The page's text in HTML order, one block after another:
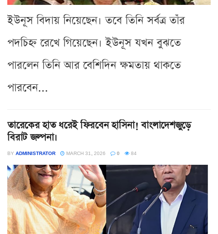
ইউনূস বিদায় নিয়েছেন। তবে তিনি সর্বত্র তাঁর
পদচিহ্ন রেখে গিয়েছেন। ইউনূস যখন বুঝতে
পারলেন তিনি আর বেশিদিন ক্ষমতায় থাকতে
পারবেন...
তারেকের হাত ধরেই ফিরবেন হাসিনা! বাংলাদেশজুড়ে
বিরাট জল্পনা।
BY ADMINISTRATOR MARCH 31, 2026 0 84